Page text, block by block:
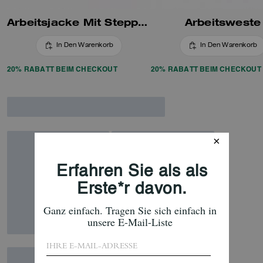
Arbeitsjacke Mit Steppfutter
In Den Warenkorb
20% RABATT BEIM CHECKOUT
Arbeitsweste
In Den Warenkorb
20% RABATT BEIM CHECKOUT